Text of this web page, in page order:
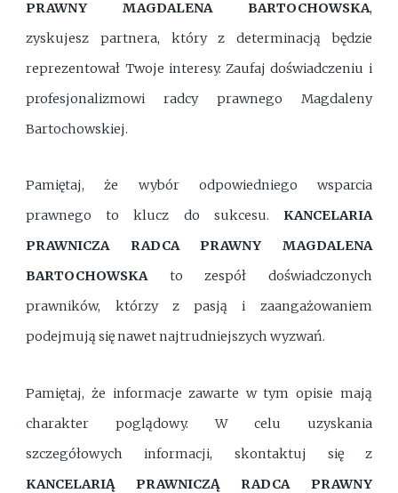
PRAWNY MAGDALENA BARTOCHOWSKA,
zyskujesz partnera, który z determinacją będzie
reprezentował Twoje interesy. Zaufaj doświadczeniu i
profesjonalizmowi radcy prawnego Magdaleny
Bartochowskiej.
Pamiętaj, że wybór odpowiedniego wsparcia
prawnego to klucz do sukcesu. KANCELARIA
PRAWNICZA RADCA PRAWNY MAGDALENA
BARTOCHOWSKAto zespół doświadczonych
prawników, którzy z pasją i zaangażowaniem
podejmują się nawet najtrudniejszych wyzwań.
Pamiętaj, że informacje zawarte w tym opisie mają
charakter poglądowy. W celu uzyskania
szczegółowych informacji, skontaktuj się z
KANCELARIĄ PRAWNICZĄ RADCA PRAWNY